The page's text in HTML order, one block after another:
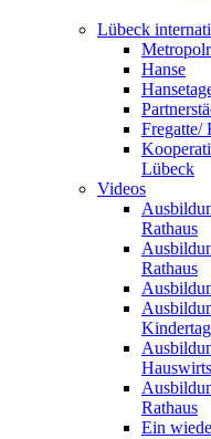
Lübeck
Hanse
Fregatte/
Lübeck
Videos
Rathaus
Rathaus
Rathaus
Ein